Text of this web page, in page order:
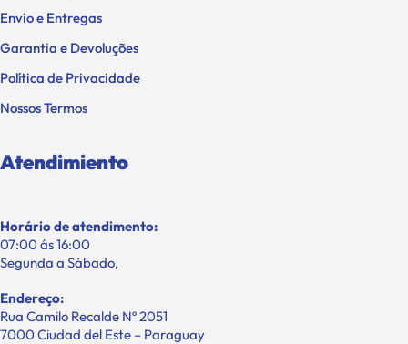
Envio e Entregas
Garantia e Devoluções
Política de Privacidade
Nossos Termos
Atendimiento
Horário de atendimento:
07:00 ás 16:00
Segunda a Sábado,
Endereço:
Rua Camilo Recalde Nº 2051
7000 Ciudad del Este – Paraguay